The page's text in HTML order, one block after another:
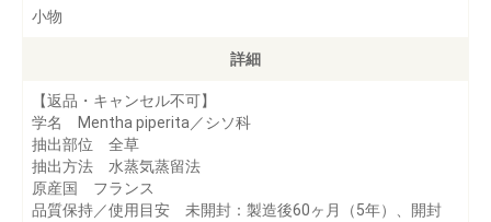
小物
詳細
【返品・キャンセル不可】
学名 Mentha piperita／シソ科
抽出部位 全草
抽出方法 水蒸気蒸留法
原産国 フランス
品質保持／使用目安 未開封：製造後60ヶ月（5年）、開封